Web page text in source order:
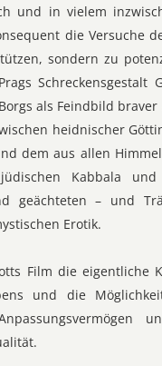
und in vielem
die Versuche
sondern zu
Schreckensgestalt
als Feindbild
heidnischer
dem aus allen
Kabbala
geächteten – und
Erotik.
Film die eigentliche
und die